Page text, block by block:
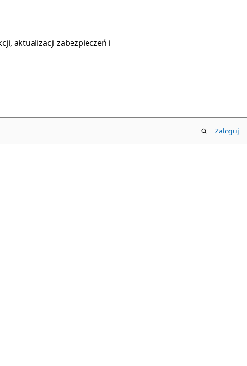
aktualizacji zabezpieczeń i
Zaloguj